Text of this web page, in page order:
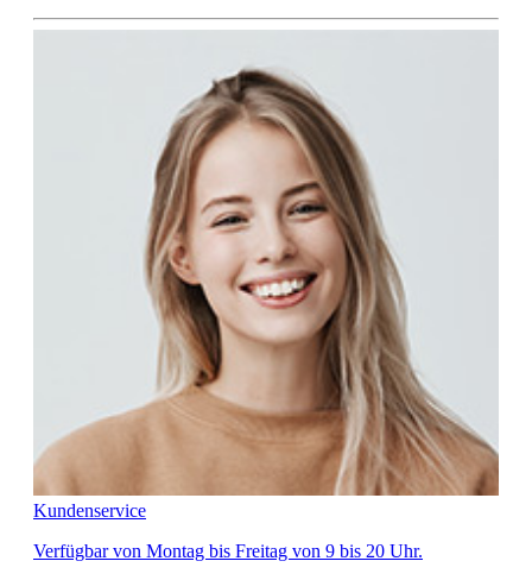
Kundenservice
Verfügbar von Montag bis Freitag von 9 bis 20 Uhr.